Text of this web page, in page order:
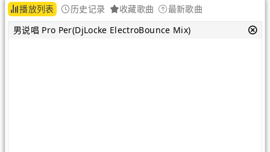
播放列表 历史记录 收藏歌曲
最新歌曲
男说唱 Pro Per(DjLocke ElectroBounce Mix)